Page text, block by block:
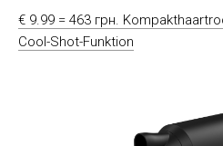
€ 9.99 = 463 грн.
Cool-Shot-Funktion